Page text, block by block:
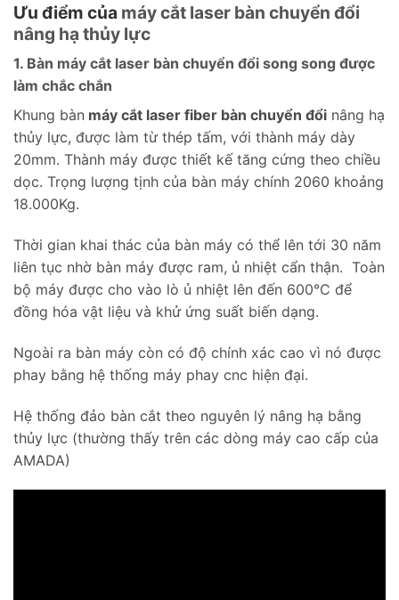
Ưu điểm của máy cắt laser bàn chuyển đổi
nâng hạ thủy lực
1. Bàn máy cắt laser bàn chuyển đổi song song được
làm chắc chắn
Khung bàn máy cắt laser fiber bàn chuyển đổi nâng hạ
thủy lực, được làm từ thép tấm, với thành máy dày
20mm. Thành máy được thiết kế tăng cứng theo chiều
dọc. Trọng lượng tịnh của bàn máy chính 2060 khoảng
18.000Kg.
Thời gian khai thác của bàn máy có thể lên tới 30 năm
liên tục nhờ bàn máy được ram, ủ nhiệt cẩn thận. Toàn
bộ máy được cho vào lò ủ nhiệt lên đến 600°C để
đồng hóa vật liệu và khử ứng suất biến dạng.
Ngoài ra bàn máy còn có độ chính xác cao vì nó được
phay bằng hệ thống máy phay cnc hiện đại.
Hệ thống đảo bàn cắt theo nguyên lý nâng hạ bằng
thủy lực (thường thấy trên các dòng máy cao cấp của
AMADA)